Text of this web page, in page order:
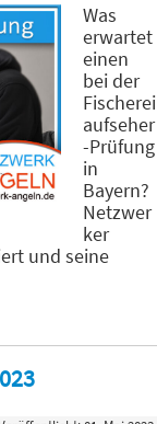
Was
erwartet
einen
bei der
Fischerei
aufseher
-Prüfung
in
Bayern?
Netzwer
ker
und seine